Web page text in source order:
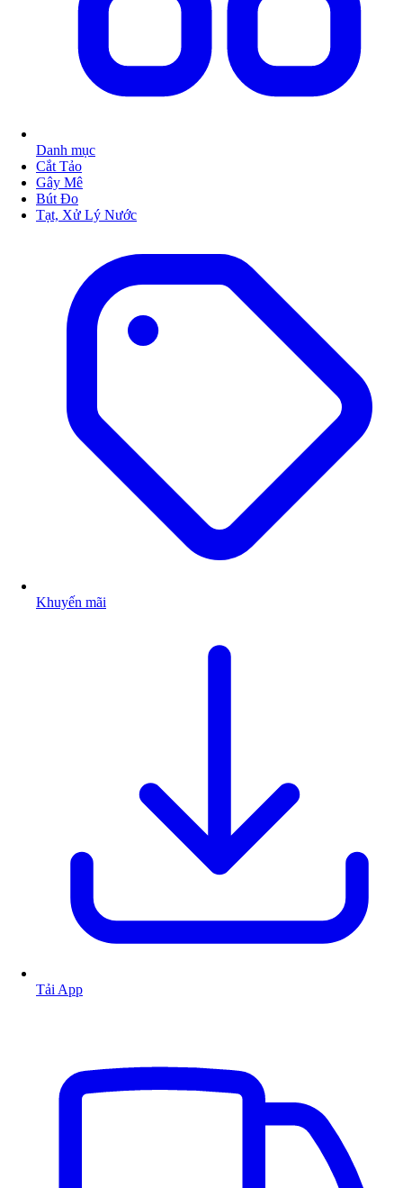
Danh mục
Cắt Tảo
Gây Mê
Bút Đo
Tạt, Xử Lý Nước
Khuyến mãi
Tải App